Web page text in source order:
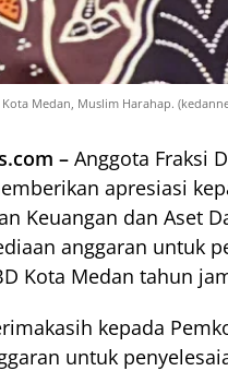
Medan, Muslim Harahap.
– Anggota Fraksi
apresiasi
Keuangan dan Aset
anggaran untuk
Kota Medan tahun
kepada
untuk